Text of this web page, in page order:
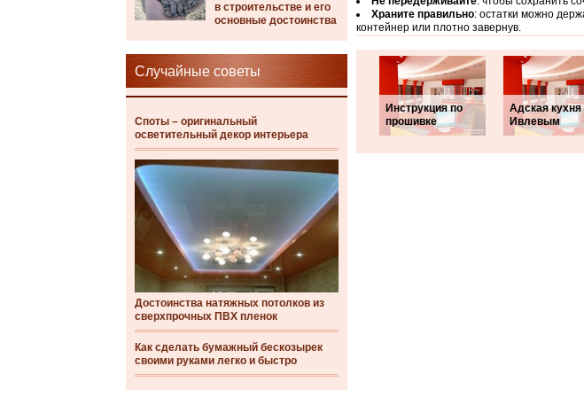
в строительстве и его
основные достоинства
Случайные советы
Споты – оригинальный
осветительный декор интерьера
Достоинства натяжных потолков из
сверхпрочных ПВХ пленок
Как сделать бумажный бескозырек
своими руками легко и быстро
Храните правильно: остатки можно
контейнер или плотно завернув.
Инструкция по
прошивке
Адская кухня
Ивлевым